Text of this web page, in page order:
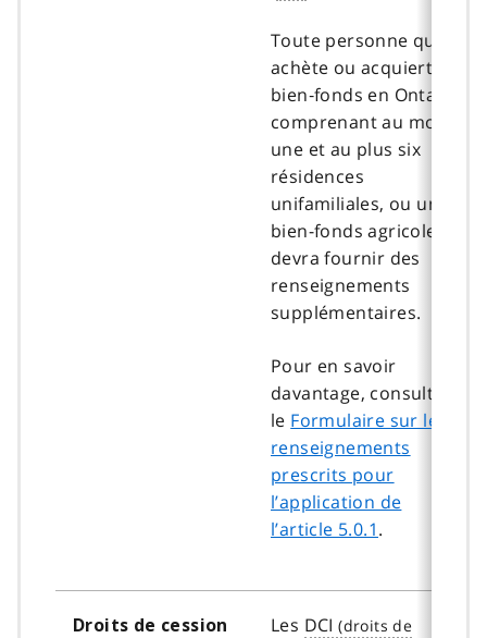
Toute personne qui
achète ou acquiert un
bien‑fonds en Ontario
comprenant au moins
une et au plus six
résidences
unifamiliales, ou un
bien-fonds agricole,
devra fournir des
renseignements
supplémentaires.
Pour en savoir
davantage, consulter
le Formulaire sur les
renseignements
prescrits pour
l’application de
l’article 5.0.1.
Droits de cession
Les DCI